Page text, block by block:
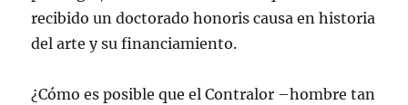
recibido un doctorado honoris causa en historia
del arte y su financiamiento.
¿Cómo es posible que el Contralor –hombre tan